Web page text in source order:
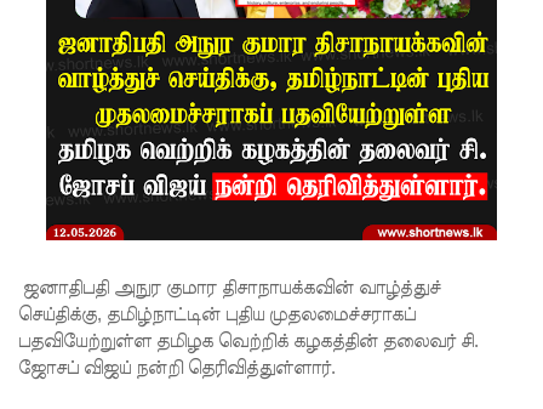
உயர்வு
நான்கு
மாவட்டங்
களுக்கு
மண்சரிவு
கை!
மட்டக்கள
ப்பு
ஜனாதிபதி அநுர குமார திசாநாயக்கவின் வாழ்த்துச்
செய்திக்கு, தமிழ்நாட்டின் புதிய முதலமைச்சராகப்
பதவியேற்றுள்ள தமிழக வெற்றிக் கழகத்தின் தலைவர் சி.
ஜோசப் விஜய் நன்றி தெரிவித்துள்ளார்.